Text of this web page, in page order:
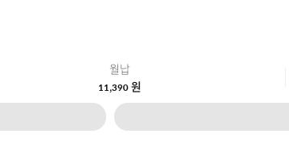
월납
11,390원